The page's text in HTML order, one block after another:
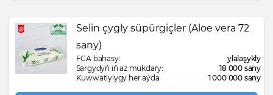
Selin çygly süpürgiçler (Aloe vera 72
sany)
FCA bahasy:
ylalaşykly
Sargydyň iň az mukdary:
18 000 sany
Kuwwatlylygy her aýda:
1 000 000 sany